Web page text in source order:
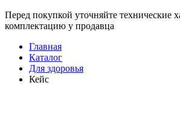
Перед покупкой уточняйте технические
комплектацию у продавца
Главная
Каталог
Для здоровья
Кейс